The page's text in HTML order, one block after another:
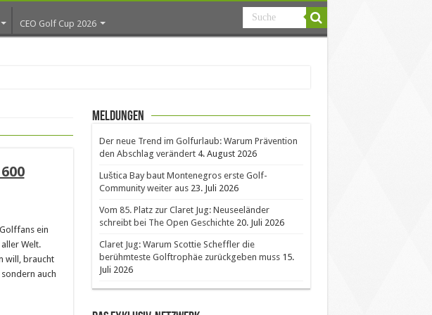
CEO Golf Cup 2026
ein
Welt.
will, braucht
auch
Meldungen
Der neue Trend im Golfurlaub: Warum Prävention
den Abschlag verändert 4. August 2026
Luštica Bay baut Montenegros erste Golf-
Community weiter aus 23. Juli 2026
Vom 85. Platz zur Claret Jug: Neuseeländer
schreibt bei The Open Geschichte 20. Juli 2026
Claret Jug: Warum Scottie Scheffler die
berühmteste Golftrophäe zurückgeben muss 15.
Juli 2026